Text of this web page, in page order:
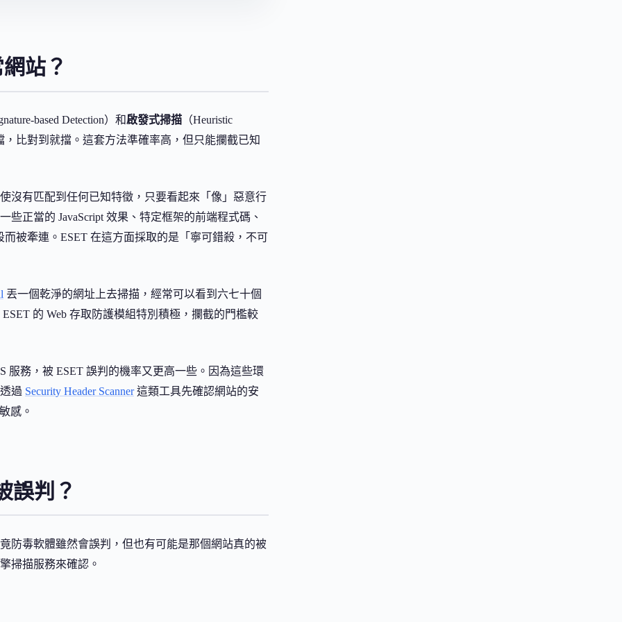
站？
based Detection）和啟發式掃描 （Heuristic
比對到就擋。這套方法準確率高，但只能攔截已知
沒有匹配到任何已知特徵，只要看起來「像」惡意行
正當的 JavaScript 效果、特定框架的前端程式碼、
被牽連。ESET 在這方面採取的是「寧可錯殺，不可
丟一個乾淨的網址上去掃描，經常可以看到六七十個
的 Web 存取防護模組特別積極，攔截的門檻較
服務，被 ESET 誤判的機率又更高一些。因為這些環
過 Security Header Scanner這類工具先確認網站的安
感。
誤判？
防毒軟體雖然會誤判，但也有可能是那個網站真的被
掃描服務來確認。